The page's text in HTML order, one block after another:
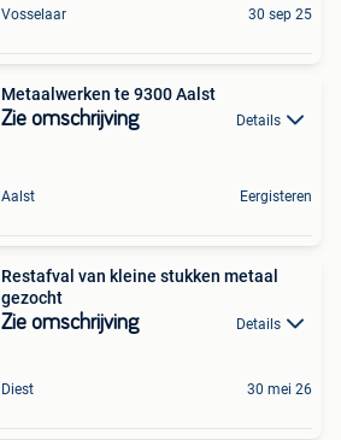
Vosselaar 30 sep 25
Metaalwerken te 9300 Aalst
Zie omschrijving Details
Aalst Eergisteren
Restafval van kleine stukken metaal
gezocht
Zie omschrijving Details
Diest 30 mei 26